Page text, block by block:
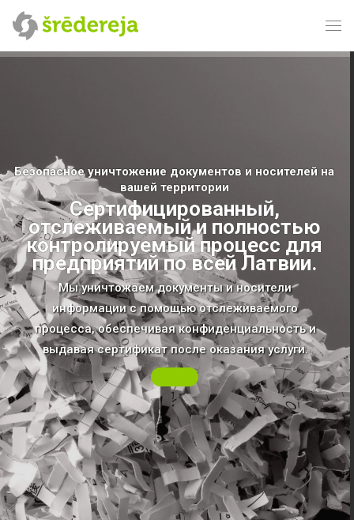
Безопасное уничтожение документов и носителей на
вашей территории
Сертифицированный,
отслеживаемый и полностью
контролируемый процесс для
предприятий по всей Латвии.
Мы уничтожаем документы и носители
информации с помощью отслеживаемого
процесса, обеспечивая конфиденциальность и
выдавая сертификат после оказания услуги.